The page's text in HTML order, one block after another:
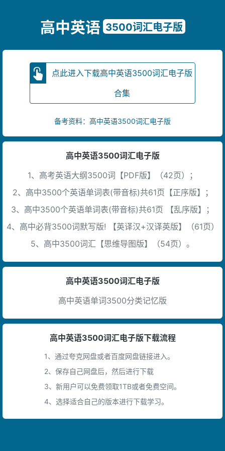
高中英语 3500词汇电子版
点此进入下载高中英语3500词汇电子版
合集
备考资料： 高中英语3500词汇电子版
高中英语3500词汇电子版
1、高考英语大纲3500词【PDF版】（42页）；
2、高中3500个英语单词表(带音标)共61页【正序版】；
3、高中3500个英语单词表(带音标)共61页 【乱序版】；
4、高中必背3500词默写版! 【英译汉+汉译英版】（61页）
5、高中3500词汇【思维导图版】（54页）。
高中英语3500词汇电子版
高中英语单词3500分类记忆版
高中英语3500词汇电子版下载流程
1、通过夸克网盘或者百度网盘链接进入。
2、保存自己网盘后，然后进行下载
3、新用户可以免费领取1TB或者免费空间。
4、选择适合自己的版本进行下载学习。